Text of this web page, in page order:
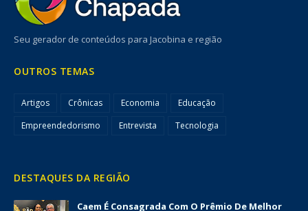
Seu gerador de conteúdos para Jacobina e região
OUTROS TEMAS
Artigos Crônicas Economia
Educação
Empreendedorismo
Entrevista Tecnologia
DESTAQUES DA REGIÃO
Caem É Consagrada Com O Prêmio De Melhor